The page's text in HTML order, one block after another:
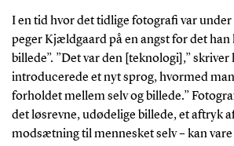
I en tid hvor det tidlige fotografi var
peger Kjældgaard på en angst for det han
billede”. ”Det var den [teknologi],” skriver
introducerede et nyt sprog, hvormed
forholdet mellem selv og billede.”
det løsrevne, udødelige billede, et aftryk
modsætning til mennesket selv – kan